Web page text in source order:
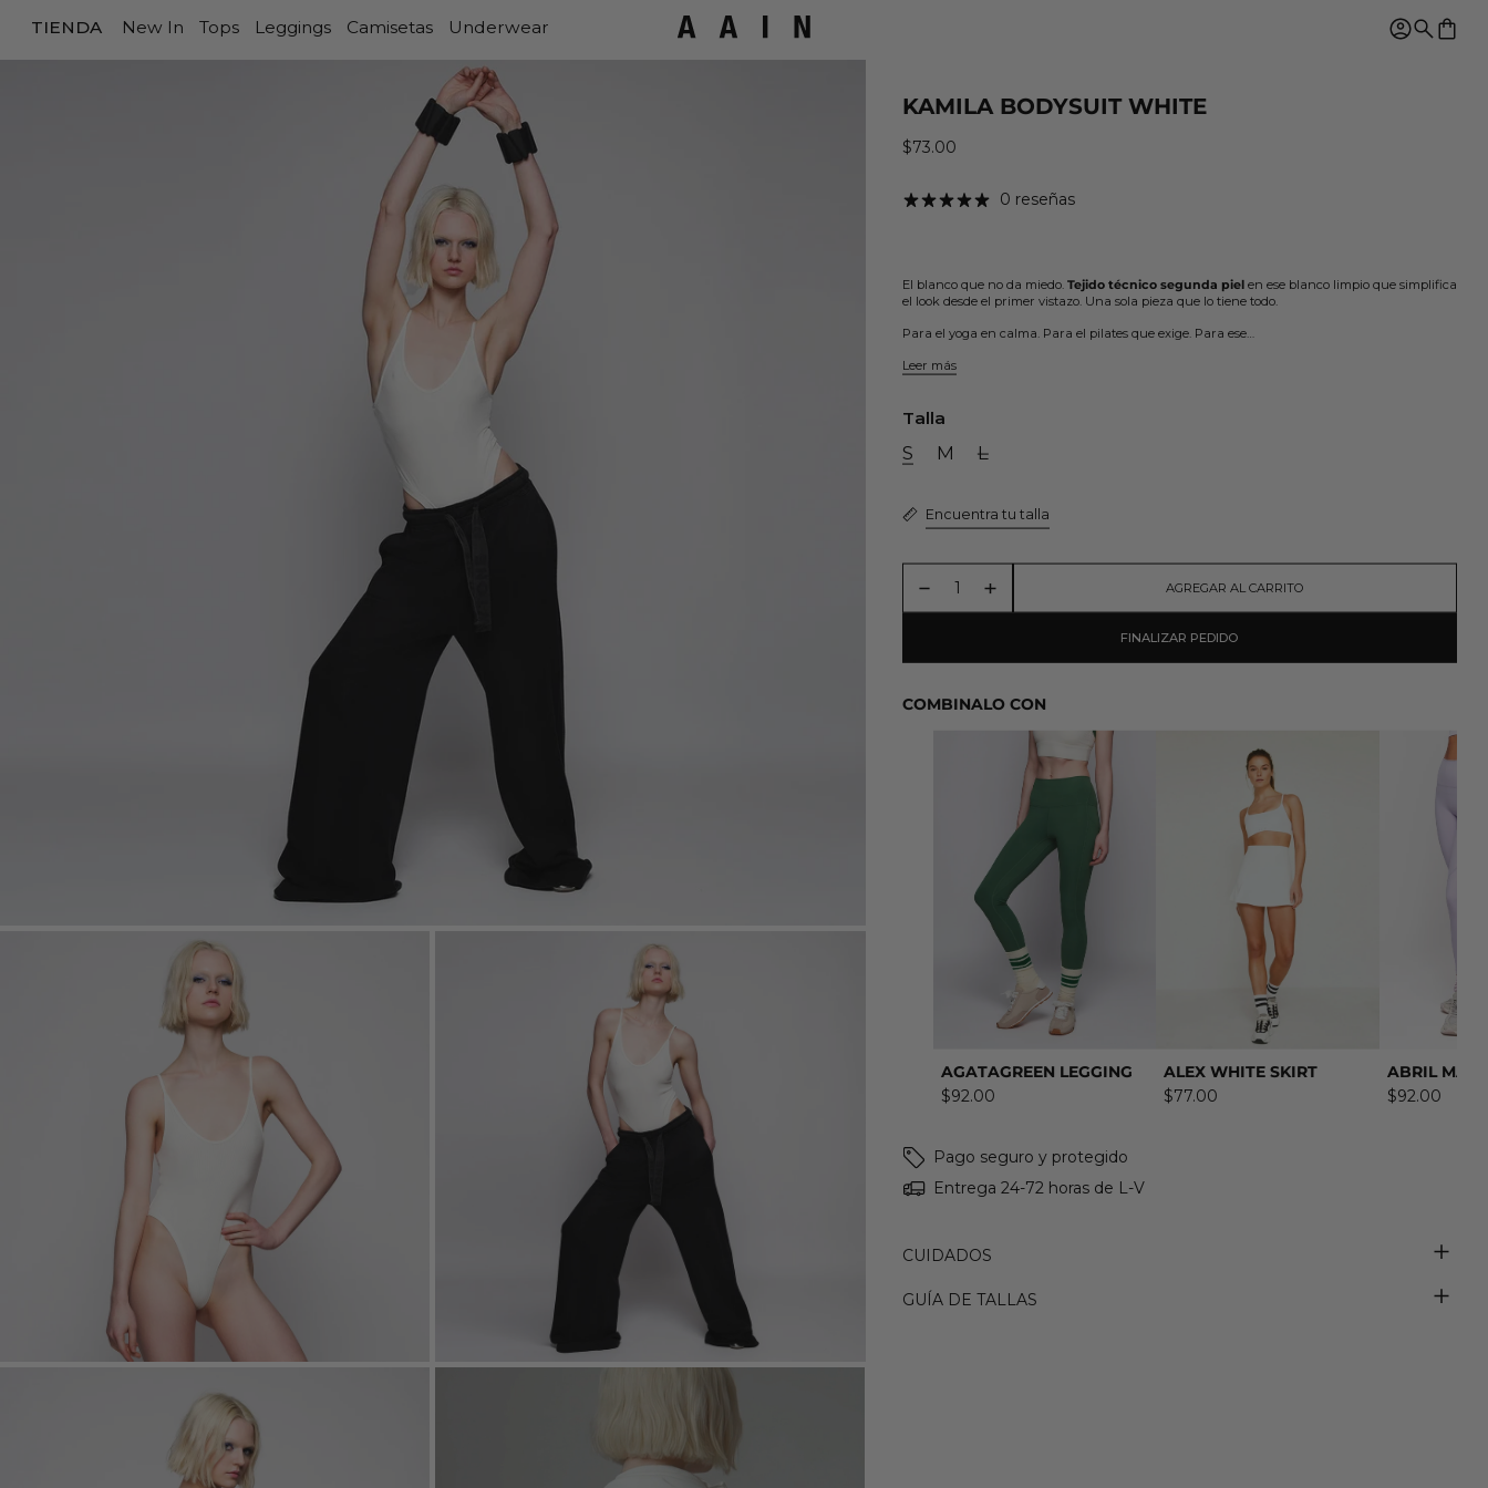
TIENDA New In Tops Leggings Camisetas Underwear Ingresar
Buscar
KAMILA BODYSUIT WHITE
Precio habitual
$73.00
0 reseñas
El blanco que no da miedo. Tejido técnico segunda pielen ese blanco limpio que simplifica
el look desde el primer vistazo. Una sola pieza que lo tiene todo.
Para el yoga en calma. Para el pilates que exige. Para ese…
Leer más
Talla
S M L
Encuentra tu talla
AGREGAR AL CARRITO
FINALIZAR PEDIDO
COMBINALO CON
AGATAGREEN LEGGING
AGATAGREEN LEGGING
$92.00
ALEX WHITE SKIRT
$77.00
ABRIL
$92.00
Pago seguro y protegido
Entrega 24-72 horas de L-V
CUIDADOS
GUÍA DE TALLAS